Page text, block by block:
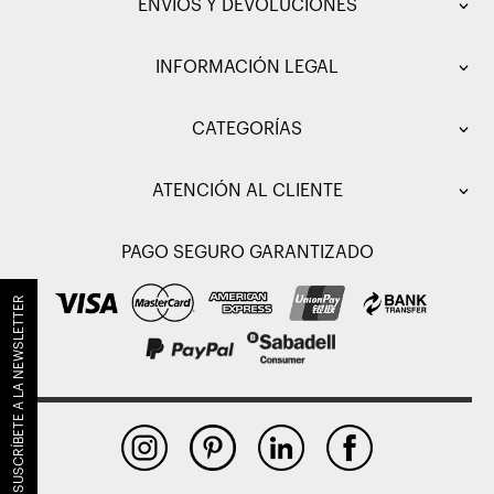
ENVÍOS Y DEVOLUCIONES
INFORMACIÓN LEGAL
CATEGORÍAS
ATENCIÓN AL CLIENTE
PAGO SEGURO GARANTIZADO
SUSCRÍBETE A LA NEWSLETTER